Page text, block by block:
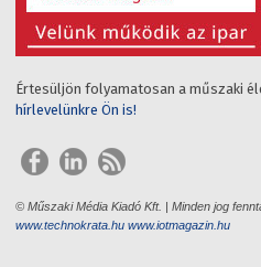
Értesüljön folyamatosan a műszaki
hírlevelünkre Ön is!
© Műszaki Média Kiadó Kft. | Minden jog
www.technokrata.hu www.iotmagazin.hu